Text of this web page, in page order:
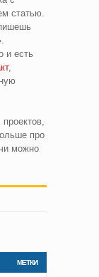
статью.
и есть
,
про
можно
МЕТКИ